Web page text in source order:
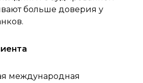
больше доверия у
международная